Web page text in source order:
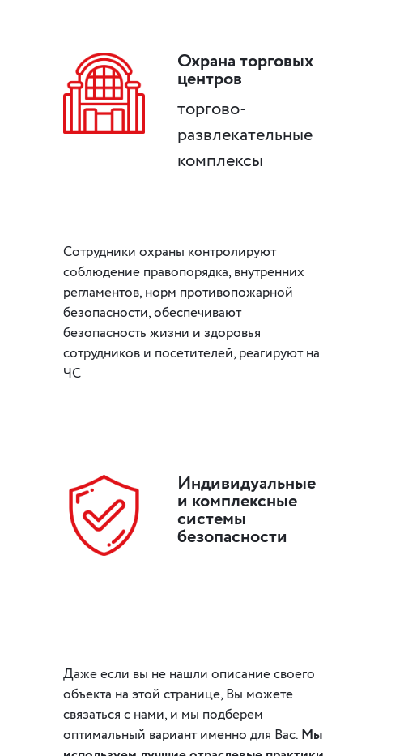
Охрана торговых
центров
торгово-
развлекательные
комплексы
Сотрудники охраны контролируют
соблюдение правопорядка, внутренних
регламентов, норм противопожарной
безопасности, обеспечивают
безопасность жизни и здоровья
сотрудников и посетителей, реагируют на
ЧС
Индивидуальные
и комплексные
системы
безопасности
Даже если вы не нашли описание своего
объекта на этой странице, Вы можете
связаться с нами, и мы подберем
оптимальный вариант именно для Вас. Мы